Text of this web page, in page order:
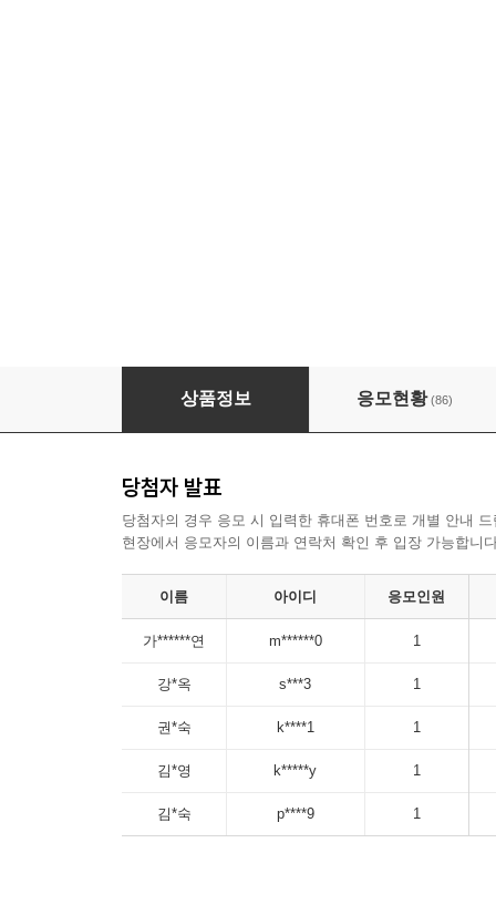
제61회 꿀시사회 : 6/17(수), 6/18(목)
상품정보 응모현황 (86)
당첨자 발표
당첨자의 경우 응모 시 입력한 휴대폰 번호로 개별 안내
현장에서 응모자의 이름과 연락처 확인 후 입장 가능합니
이름 아이디 응모인원
가******연 m******0 1
강*옥 s***3 1
권*숙 k****1 1
김*영 k*****y 1
김*숙 p****9 1